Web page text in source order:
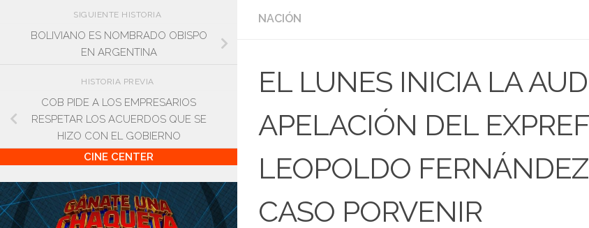
NACIÓN
EL LUNES INICIA LA
APELACIÓN DEL
LEOPOLDO
CASO PORVENIR
SIGUIENTE HISTORIA
BOLIVIANO ES NOMBRADO OBISPO
EN ARGENTINA
HISTORIA PREVIA
COB PIDE A LOS EMPRESARIOS
RESPETAR LOS ACUERDOS QUE SE
HIZO CON EL GOBIERNO
CINE CENTER